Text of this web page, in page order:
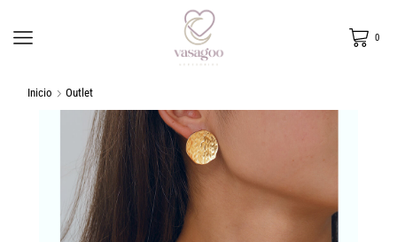
0
Inicio Outlet